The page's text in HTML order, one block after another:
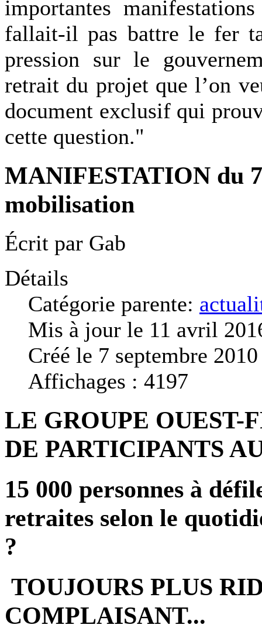
importantes
fallait-il pas battre le fer
pression sur le
retrait du projet que l’on
document exclusif qui
cette question."
MANIFESTATION du
mobilisation
Écrit par Gab
Détails
Catégorie parente:
Mis à jour le 11 avril
Créé le 7 septembre 2010
Affichages : 4197
LE GROUPE OUEST-
DE PARTICIPANTS
15 000 personnes à
retraites selon le
?
TOUJOURS PLUS
COMPLAISANT...